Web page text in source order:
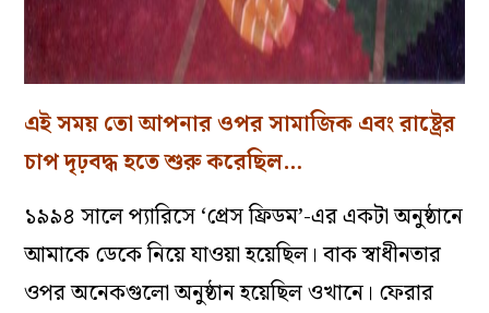
এইসময়তোআপনারওপরসামাজিকএবংরাষ্ট্রের
চাপদৃঢ়বদ্ধহতেশুরুকরেছিল…
১৯৯৪ সালেপ্যারিসে‘প্রেসফ্রিডম’-এরএকটাঅনুষ্ঠানে
আমাকেডেকেনিয়েযাওয়াহয়েছিল। বাকস্বাধীনতার
ওপরঅনেকগুলোঅনুষ্ঠানহয়েছিলওখানে। ফেরার